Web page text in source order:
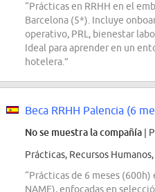
“Prácticas en RRHH en el
Barcelona (5*). Incluye
operativo, PRL, bienestar
Ideal para aprender en un
hotelera.”
Beca RRHH Palencia (6
No se muestra la compañía |
Prácticas, Recursos
“Prácticas de 6 meses (600h)
NAME), enfocadas en